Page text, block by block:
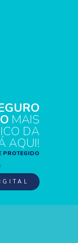
MAIS
DA
AQUI!
PROTEGIDO